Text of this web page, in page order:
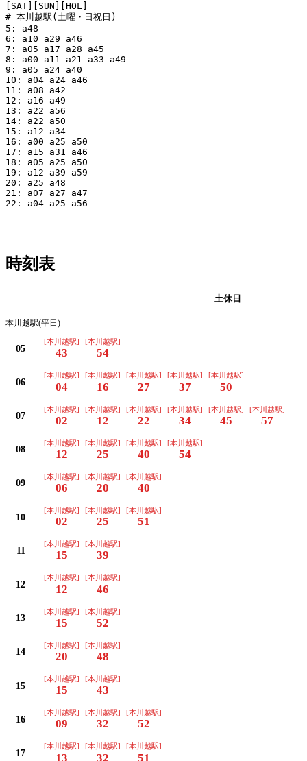
[SAT][SUN][HOL]
# 本川越駅(土曜・日祝日)
5: a48
6: a10 a29 a46
7: a05 a17 a28 a45
8: a00 a11 a21 a33 a49
9: a05 a24 a40
10: a04 a24 a46
11: a08 a42
12: a16 a49
13: a22 a56
14: a22 a50
15: a12 a34
16: a00 a25 a50
17: a15 a31 a46
18: a05 a25 a50
19: a12 a39 a59
20: a25 a48
21: a07 a27 a47
22: a04 a25 a56
時刻表
土休日
本川越駅(平日)
05
[本川越駅]
43
[本川越駅]
54
06
[本川越駅]
04
[本川越駅]
16
[本川越駅]
27
[本川越駅]
37
[本川越駅]
50
07
[本川越駅]
02
[本川越駅]
12
[本川越駅]
22
[本川越駅]
34
[本川越駅]
45
[本川越駅]
57
08
[本川越駅]
12
[本川越駅]
25
[本川越駅]
40
[本川越駅]
54
09
[本川越駅]
06
[本川越駅]
20
[本川越駅]
40
10
[本川越駅]
02
[本川越駅]
25
[本川越駅]
51
11
[本川越駅]
15
[本川越駅]
39
12
[本川越駅]
12
[本川越駅]
46
13
[本川越駅]
15
[本川越駅]
52
14
[本川越駅]
20
[本川越駅]
48
15
[本川越駅]
15
[本川越駅]
43
16
[本川越駅]
09
[本川越駅]
32
[本川越駅]
52
17
[本川越駅]
13
[本川越駅]
32
[本川越駅]
51